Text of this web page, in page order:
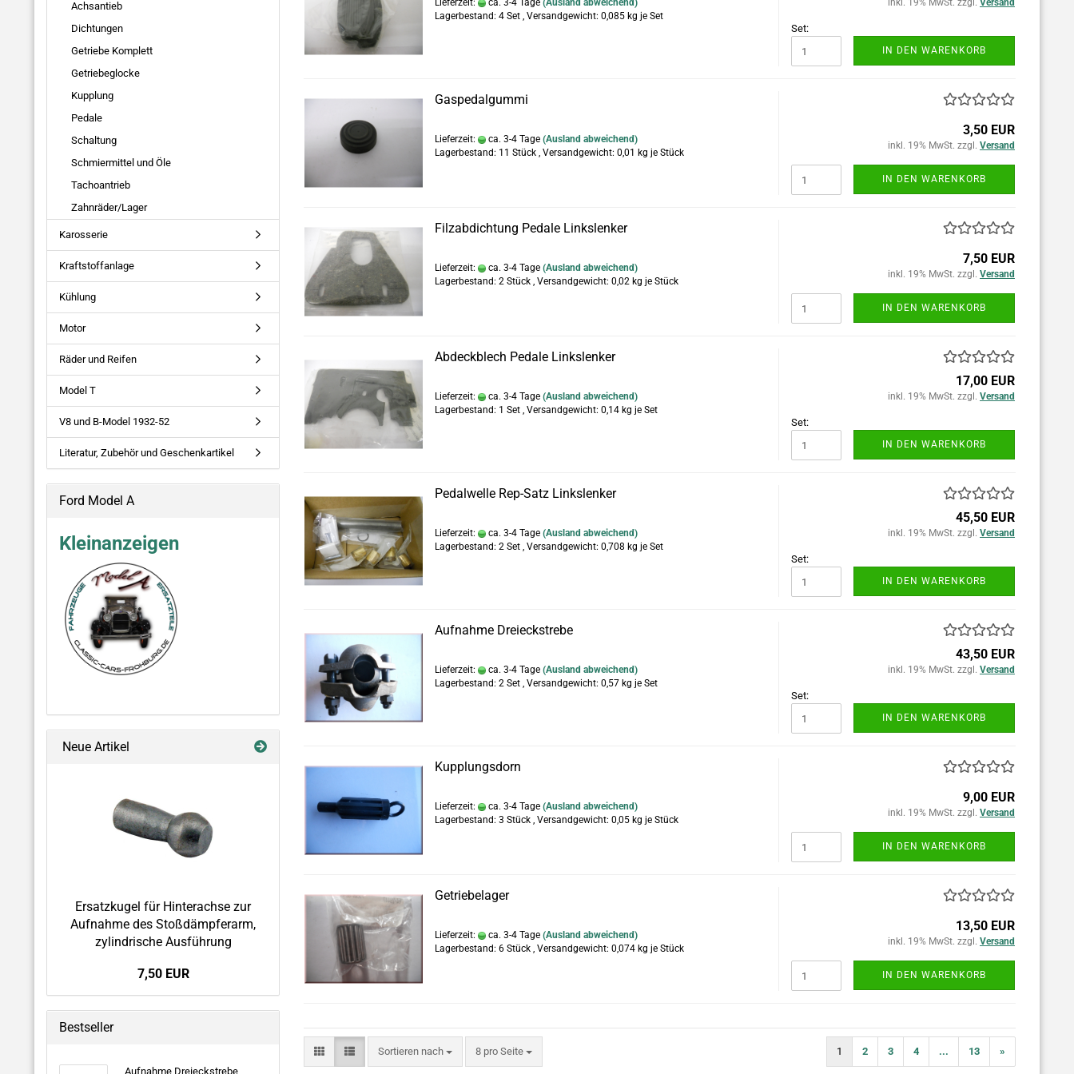
Lieferzeit: ca. 3-4 Tage (Ausland abweichend)
Lagerbestand: 4 Set , Versandgewicht: 0,085 kg je Set
inkl. 19% MwSt. zzgl. Versand
Set:
IN DEN WARENKORB
Gaspedalgummi
Lieferzeit: ca. 3-4 Tage (Ausland abweichend)
Lagerbestand: 11 Stück , Versandgewicht: 0,01 kg je Stück
3,50 EUR
inkl. 19% MwSt. zzgl. Versand
IN DEN WARENKORB
Filzabdichtung Pedale Linkslenker
Lieferzeit: ca. 3-4 Tage (Ausland abweichend)
Lagerbestand: 2 Stück , Versandgewicht: 0,02 kg je Stück
7,50 EUR
inkl. 19% MwSt. zzgl. Versand
IN DEN WARENKORB
Abdeckblech Pedale Linkslenker
Lieferzeit: ca. 3-4 Tage (Ausland abweichend)
Lagerbestand: 1 Set , Versandgewicht: 0,14 kg je Set
17,00 EUR
inkl. 19% MwSt. zzgl. Versand
Set:
IN DEN WARENKORB
Pedalwelle Rep-Satz Linkslenker
Lieferzeit: ca. 3-4 Tage (Ausland abweichend)
Lagerbestand: 2 Set , Versandgewicht: 0,708 kg je Set
45,50 EUR
inkl. 19% MwSt. zzgl. Versand
Set:
IN DEN WARENKORB
Aufnahme Dreieckstrebe
Lieferzeit: ca. 3-4 Tage (Ausland abweichend)
Lagerbestand: 2 Set , Versandgewicht: 0,57 kg je Set
43,50 EUR
inkl. 19% MwSt. zzgl. Versand
Set:
IN DEN WARENKORB
Kupplungsdorn
Lieferzeit: ca. 3-4 Tage (Ausland abweichend)
Lagerbestand: 3 Stück , Versandgewicht: 0,05 kg je Stück
9,00 EUR
inkl. 19% MwSt. zzgl. Versand
IN DEN WARENKORB
Getriebelager
Lieferzeit: ca. 3-4 Tage (Ausland abweichend)
Lagerbestand: 6 Stück , Versandgewicht: 0,074 kg je Stück
13,50 EUR
inkl. 19% MwSt. zzgl. Versand
IN DEN WARENKORB
Sortieren nach
Sortieren nach 8 pro Seite
pro Seite 1 2 3 4 ... 13 »
Achsantieb
Dichtungen
Getriebe Komplett
Getriebeglocke
Kupplung
Pedale
Schaltung
Schmiermittel und Öle
Tachoantrieb
Zahnräder/Lager
Karosserie
Kraftstoffanlage
Kühlung
Motor
Räder und Reifen
Model T
V8 und B-Model 1932-52
Literatur, Zubehör und Geschenkartikel
Ford Model A
Kleinanzeigen
Neue Artikel
Ersatzkugel für Hinterachse zur
Aufnahme des Stoßdämpferarm,
zylindrische Ausführung
7,50 EUR
Bestseller
Aufnahme Dreieckstrebe